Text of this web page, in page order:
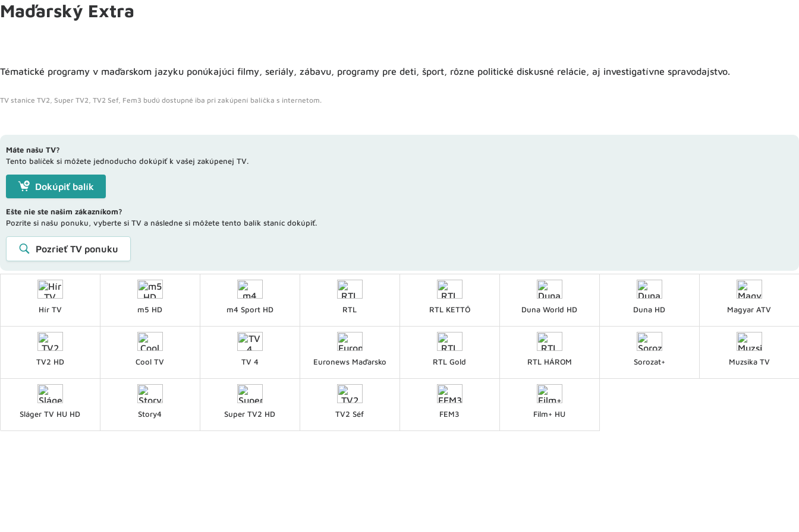
Maďarský Extra
Tématické programy v maďarskom jazyku ponúkajúci filmy, seriály, zábavu, programy pre deti, šport, rôzne politické diskusné relácie, aj investigatívne spravodajstvo.
TV stanice TV2, Super TV2, TV2 Sef, Fem3 budú dostupné iba pri zakúpení balíčka s internetom.
Máte našu TV?
Tento balíček si môžete jednoducho dokúpiť k vašej zakúpenej TV.
Dokúpiť balík
Ešte nie ste našim zákazníkom?
Pozrite si našu ponuku, vyberte si TV a následne si môžete tento balík staníc dokúpiť.
Pozrieť TV ponuku
Hír TV m5 HD m4 Sport HD RTL RTL KETTŐ Duna World HD Duna HD Magyar ATV
TV2 HD Cool TV TV 4 Euronews Maďarsko RTL Gold RTL HÁROM Sorozat+ Muzsika TV
Sláger TV HU HD Story4 Super TV2 HD TV2 Séf FEM3 Film+ HU